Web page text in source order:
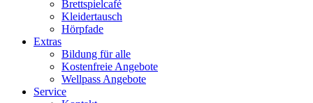
Brettspielcafé
Kleidertausch
Hörpfade
Extras
Bildung für alle
Kostenfreie Angebote
Wellpass Angebote
Service